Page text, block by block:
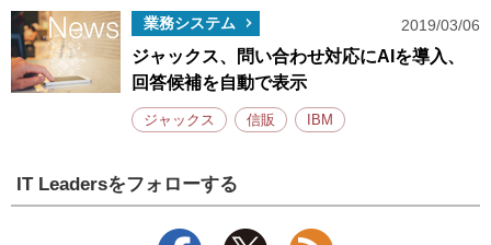
業務システム 2019/03/06
ジャックス、問い合わせ対応にAIを導入、
回答候補を自動で表示
ジャックス 信販 IBM
IT Leadersをフォローする